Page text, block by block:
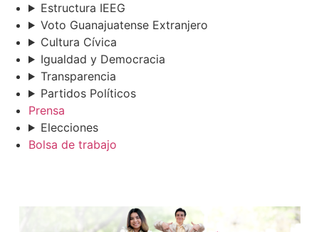
Estructura IEEG
Voto Guanajuatense Extranjero
Cultura Cívica
Igualdad y Democracia
Transparencia
Partidos Políticos
Prensa
Elecciones
Bolsa de trabajo